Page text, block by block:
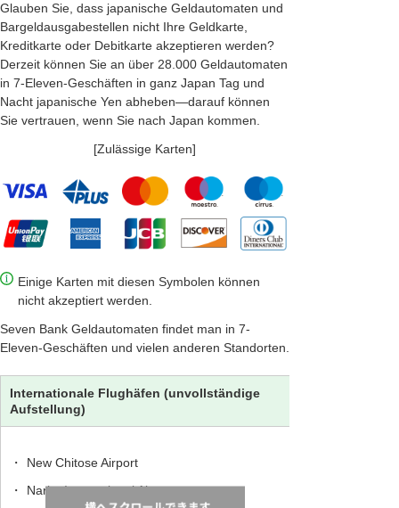
Glauben Sie, dass japanische Geldautomaten und
Bargeldausgabestellen nicht Ihre Geldkarte,
Kreditkarte oder Debitkarte akzeptieren werden?
Derzeit können Sie an über 28.000 Geldautomaten
in 7-Eleven-Geschäften in ganz Japan Tag und
Nacht japanische Yen abheben—darauf können
Sie vertrauen, wenn Sie nach Japan kommen.
[Zulässige Karten]
Einige Karten mit diesen Symbolen können
nicht akzeptiert werden.
Seven Bank Geldautomaten findet man in 7-
Eleven-Geschäften und vielen anderen Standorten.
Internationale Flughäfen (unvollständige
Aufstellung)
・
New Chitose Airport
・
Narita International Airport